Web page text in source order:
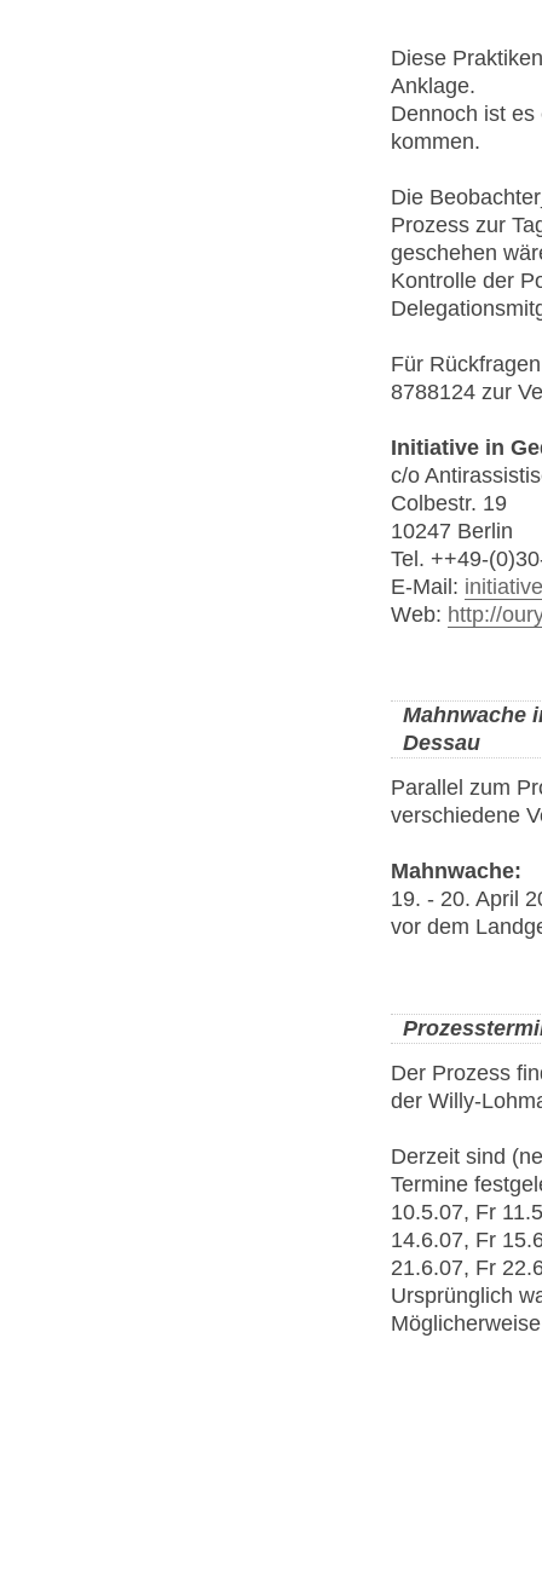
Diese
Anklage.
Dennoch ist
kommen.
Die
Prozess zur
geschehen
Kontrolle der
Für
8788124 zur
Initiative in
c/o
Colbestr. 19
10247 Berlin
Tel. ++49-
E-Mail:
Web: http://
Mahnwache
Dessau
Parallel zum
verschiedene
Mahnwache:
19. - 20. April
vor dem
Der Prozess
der Willy-
Derzeit sind
Termine
10.5.07, Fr
14.6.07, Fr
21.6.07, Fr
Ursprünglich